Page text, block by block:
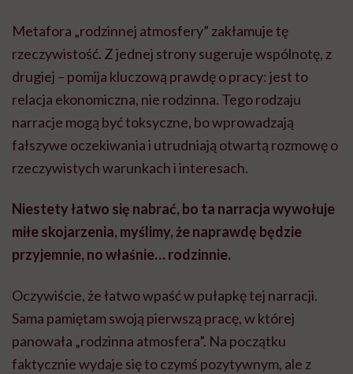
Metafora „rodzinnej atmosfery” zakłamuje tę
rzeczywistość. Z jednej strony sugeruje wspólnotę, z
drugiej – pomija kluczową prawdę o pracy: jest to
relacja ekonomiczna, nie rodzinna. Tego rodzaju
narracje mogą być toksyczne, bo wprowadzają
fałszywe oczekiwania i utrudniają otwartą rozmowę o
rzeczywistych warunkach i interesach.
Niestety łatwo się nabrać, bo ta narracja wywołuje
miłe skojarzenia, myślimy, że naprawdę będzie
przyjemnie, no właśnie… rodzinnie.
Oczywiście, że łatwo wpaść w pułapkę tej narracji.
Sama pamiętam swoją pierwszą pracę, w której
panowała „rodzinna atmosfera”. Na początku
faktycznie wydaje się to czymś pozytywnym, ale z